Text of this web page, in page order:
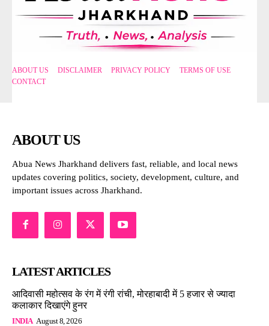
ABOUT US DISCLAIMER PRIVACY POLICY
TERMS OF USE
CONTACT
ABOUT US
Abua News Jharkhand delivers fast, reliable, and local news
updates covering politics, society, development, culture, and
important issues across Jharkhand.
LATEST ARTICLES
आदिवासी महोत्सव के रंग में रंगी रांची, मोरहाबादी में 5 हजार से ज्यादा
कलाकार दिखाएंगे हुनर
INDIA August 8, 2026